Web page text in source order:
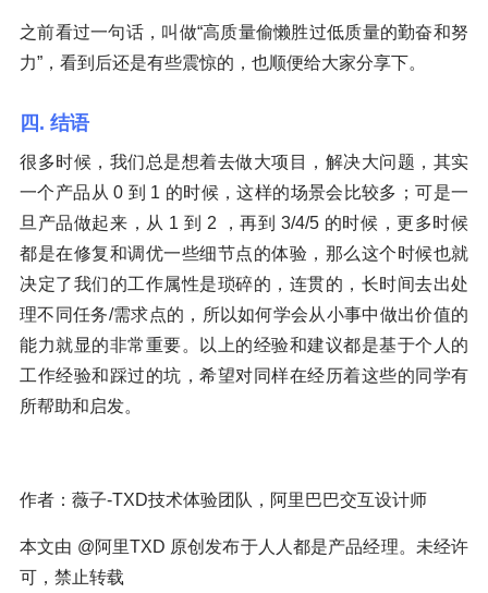
之前看过一句话，叫做“高质量偷懒胜过低质量的勤奋和努
力”，看到后还是有些震惊的，也顺便给大家分享下。
四. 结语
很多时候，我们总是想着去做大项目，解决大问题，其实
一个产品从 0 到 1 的时候，这样的场景会比较多；可是一
旦产品做起来，从 1 到 2 ，再到 3/4/5 的时候，更多时候
都是在修复和调优一些细节点的体验，那么这个时候也就
决定了我们的工作属性是琐碎的，连贯的，长时间去出处
理不同任务/需求点的，所以如何学会从小事中做出价值的
能力就显的非常重要。以上的经验和建议都是基于个人的
工作经验和踩过的坑，希望对同样在经历着这些的同学有
所帮助和启发。
作者：薇子-TXD技术体验团队，阿里巴巴交互设计师
本文由 @阿里TXD 原创发布于人人都是产品经理。未经许
可，禁止转载